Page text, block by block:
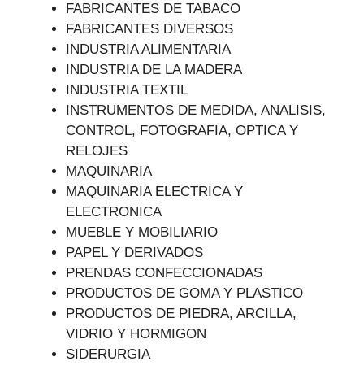
FABRICANTES DE TABACO
FABRICANTES DIVERSOS
INDUSTRIA ALIMENTARIA
INDUSTRIA DE LA MADERA
INDUSTRIA TEXTIL
INSTRUMENTOS DE MEDIDA, ANALISIS,
CONTROL, FOTOGRAFIA, OPTICA Y
RELOJES
MAQUINARIA
MAQUINARIA ELECTRICA Y
ELECTRONICA
MUEBLE Y MOBILIARIO
PAPEL Y DERIVADOS
PRENDAS CONFECCIONADAS
PRODUCTOS DE GOMA Y PLASTICO
PRODUCTOS DE PIEDRA, ARCILLA,
VIDRIO Y HORMIGON
SIDERURGIA